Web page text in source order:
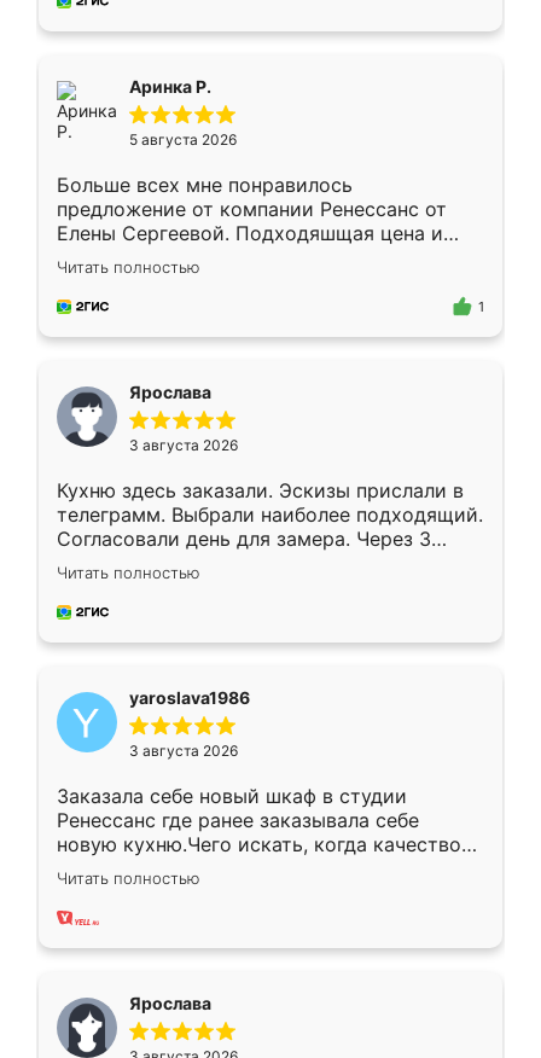
Аринка Р.
5 августа 2026
Больше всех мне понравилось
предложение от компании Ренессанс от
Елены Сергеевой. Подходяшщая цена и
короткие сроки изготовления. Приехавший
для замера сотрудник Владислав
предложил по моему эскизу самый
Читать полностью
1
Ярослава
3 августа 2026
Кухню здесь заказали. Эскизы прислали в
телеграмм. Выбрали наиболее подходящий.
Согласовали день для замера. Через 3
недели кухня была уже готова. Остались
довольны работой. Спасибо Ренессанс
мебель за качественную работу!
Читать полностью
yaroslava1986
3 августа 2026
Заказала себе новый шкаф в студии
Ренессанс где ранее заказывала себе
новую кухню.Чего искать, когда качеством
вполне довольна. Служит кухня уже почти
два года, нареканий нет.
Читать полностью
Ярослава